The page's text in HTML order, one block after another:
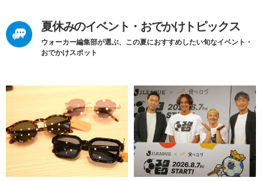
夏休みのイベント・おでかけトピックス
ウォーカー編集部が選ぶ、この夏におすすめしたい旬なイベント・
おでかけスポット